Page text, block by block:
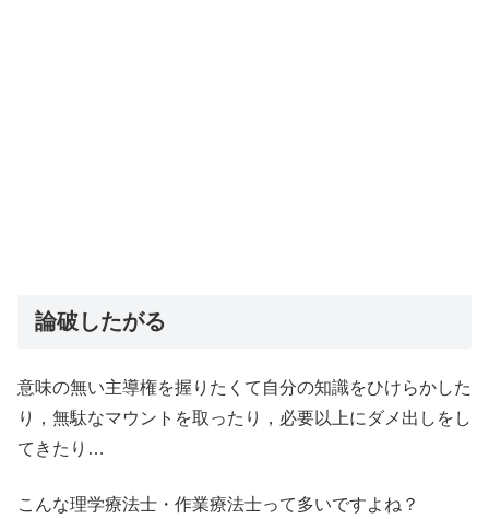
論破したがる
意味の無い主導権を握りたくて自分の知識をひけらかした
り，無駄なマウントを取ったり，必要以上にダメ出しをし
てきたり…
こんな理学療法士・作業療法士って多いですよね？